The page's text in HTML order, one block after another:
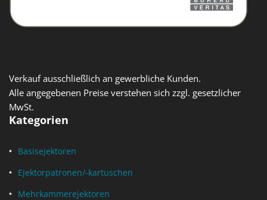
Verkauf ausschließlich an gewerbliche Kunden.
Alle angegebenen Preise verstehen sich zzgl. gesetzlicher
MwSt.
Kategorien
Basisejektoren
Ejektorpatronen/-kartuschen
Mehrkammerejektoren